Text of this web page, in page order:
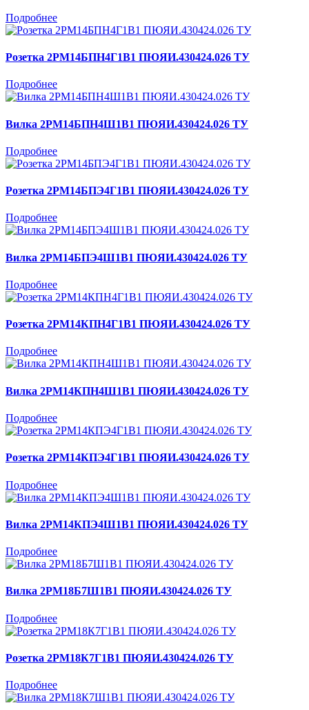
Подробнее
Розетка 2РМ14БПН4Г1В1 ПЮЯИ.430424.026 ТУ
Подробнее
Вилка 2РМ14БПН4Ш1В1 ПЮЯИ.430424.026 ТУ
Подробнее
Розетка 2РМ14БПЭ4Г1В1 ПЮЯИ.430424.026 ТУ
Подробнее
Вилка 2РМ14БПЭ4Ш1В1 ПЮЯИ.430424.026 ТУ
Подробнее
Розетка 2РМ14КПН4Г1В1 ПЮЯИ.430424.026 ТУ
Подробнее
Вилка 2РМ14КПН4Ш1В1 ПЮЯИ.430424.026 ТУ
Подробнее
Розетка 2РМ14КПЭ4Г1В1 ПЮЯИ.430424.026 ТУ
Подробнее
Вилка 2РМ14КПЭ4Ш1В1 ПЮЯИ.430424.026 ТУ
Подробнее
Вилка 2РМ18Б7Ш1В1 ПЮЯИ.430424.026 ТУ
Подробнее
Розетка 2РМ18К7Г1В1 ПЮЯИ.430424.026 ТУ
Подробнее